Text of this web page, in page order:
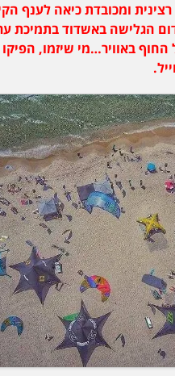
ומכובדת כיאה לענף
הגלישה באשדוד בתמיכת
באוויר…מי שיזמו, הפיקו